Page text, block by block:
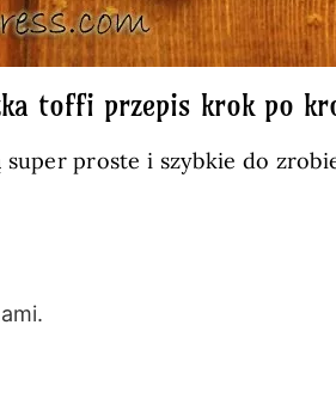
toffi przepis krok po
super proste i szybkie do